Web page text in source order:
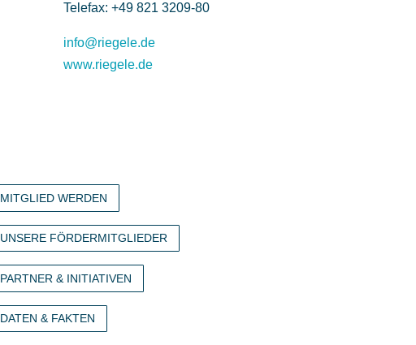
Telefax: +49 821 3209-80
info@riegele.de
www.riegele.de
MITGLIED WERDEN
UNSERE FÖRDERMITGLIEDER
PARTNER & INITIATIVEN
DATEN & FAKTEN